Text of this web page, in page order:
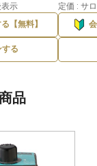
示
【無料】
する
定価 : サ
品